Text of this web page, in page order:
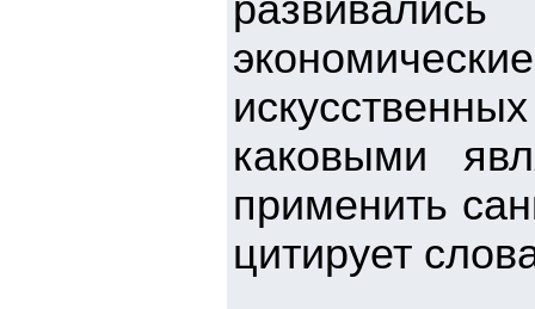
каковыми
применить
цитирует